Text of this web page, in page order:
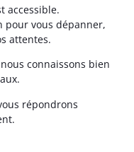
accessible.
pour vous dépanner,
attentes.
connaissons bien
répondrons